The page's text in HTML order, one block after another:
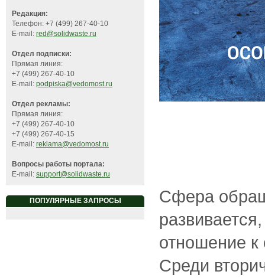
Редакция:
Телефон: +7 (499) 267-40-10
E-mail: red@solidwaste.ru
Отдел подписки:
Прямая линия:
+7 (499) 267-40-10
E-mail: podpiska@vedomost.ru
Отдел рекламы:
Прямая линия:
+7 (499) 267-40-10
+7 (499) 267-40-15
E-mail: reklama@vedomost.ru
Вопросы работы портала:
E-mail: support@solidwaste.ru
ПОПУЛЯРНЫЕ ЗАПРОСЫ
Сфера
отношение к
Среди